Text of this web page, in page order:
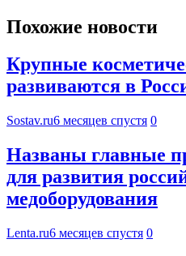
Похожие новости
Крупные
развиваются в
Sostav.ru6 месяцев спустя 0
Названы главные
для развития
медоборудования
Lenta.ru6 месяцев спустя 0